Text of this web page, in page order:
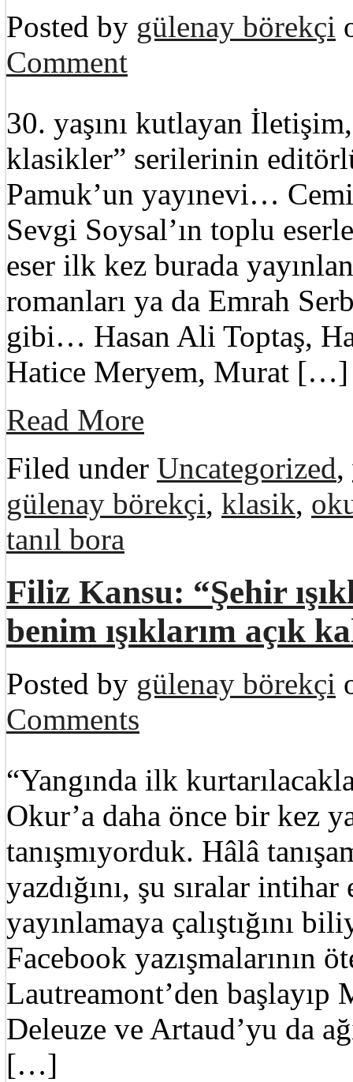
Posted by gülenay börekçi
Comment
30. yaşını kutlayan
klasikler” serilerinin
Pamuk’un yayınevi…
Sevgi Soysal’ın toplu
eser ilk kez burada
romanları ya da Emrah
gibi… Hasan Ali Toptaş,
Hatice Meryem, Murat […]
Read More
Filed under Uncategorized,
gülenay börekçi, klasik,
tanıl bora
Filiz Kansu: “Şehir
benim ışıklarım açık
Posted by gülenay börekçi
Comments
“Yangında ilk
Okur’a daha önce bir kez
tanışmıyorduk. Hâlâ
yazdığını, şu sıralar
yayınlamaya çalıştığını
Facebook yazışmalarının
Lautreamont’den başlayıp
Deleuze ve Artaud’yu da
[…]